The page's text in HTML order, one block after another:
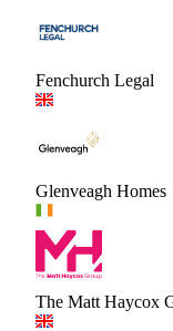
Fenchurch Legal
Glenveagh Homes
The Matt Haycox